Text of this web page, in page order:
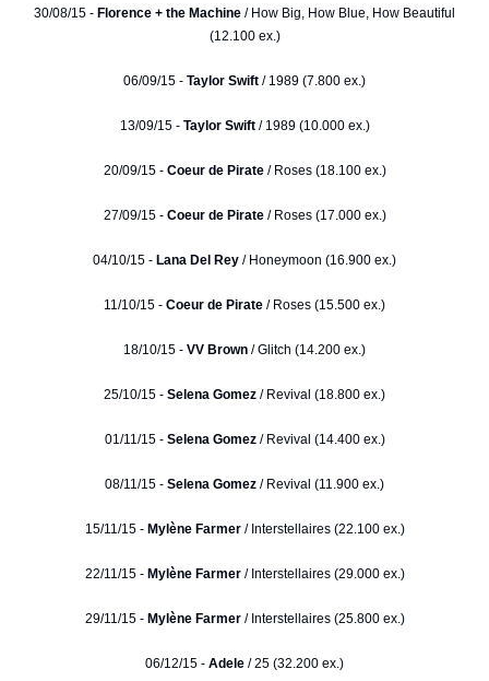
30/08/15 - Florence + the Machine / How Big, How Blue, How Beautiful
(12.100 ex.)
06/09/15 - Taylor Swift / 1989 (7.800 ex.)
13/09/15 - Taylor Swift / 1989 (10.000 ex.)
20/09/15 - Coeur de Pirate/ Roses (18.100 ex.)
27/09/15 - Coeur de Pirate/ Roses (17.000 ex.)
04/10/15 - Lana Del Rey / Honeymoon (16.900 ex.)
11/10/15 - Coeur de Pirate / Roses (15.500 ex.)
18/10/15 - VV Brown / Glitch (14.200 ex.)
25/10/15 - Selena Gomez / Revival (18.800 ex.)
01/11/15 - Selena Gomez/ Revival (14.400 ex.)
08/11/15 - Selena Gomez / Revival (11.900 ex.)
15/11/15 - Mylène Farmer/ Interstellaires (22.100 ex.)
22/11/15 - Mylène Farmer/ Interstellaires (29.000 ex.)
29/11/15 - Mylène Farmer/ Interstellaires (25.800 ex.)
06/12/15 - Adele / 25 (32.200 ex.)